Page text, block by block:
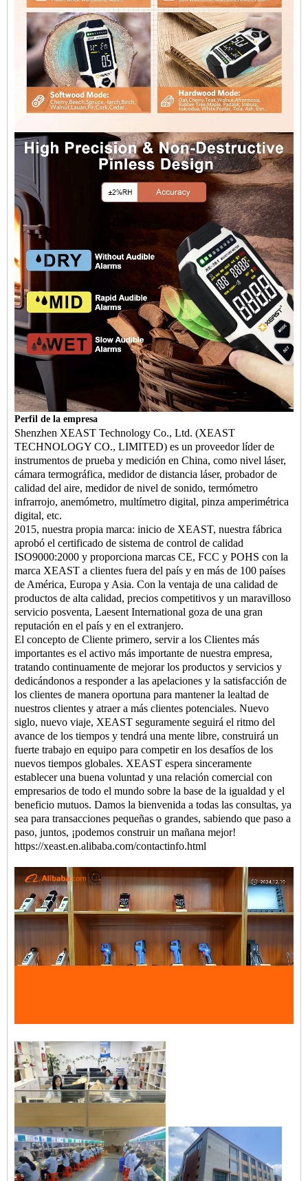
Perfil de la empresa
Shenzhen XEAST Technology Co., Ltd. (XEAST
TECHNOLOGY CO., LIMITED) es un proveedor líder de
instrumentos de prueba y medición en China, como nivel láser,
cámara termográfica, medidor de distancia láser, probador de
calidad del aire, medidor de nivel de sonido, termómetro
infrarrojo, anemómetro, multímetro digital, pinza amperimétrica
digital, etc.
2015, nuestra propia marca: inicio de XEAST, nuestra fábrica
aprobó el certificado de sistema de control de calidad
ISO9000:2000 y proporciona marcas CE, FCC y POHS con la
marca XEAST a clientes fuera del país y en más de 100 países
de América, Europa y Asia. Con la ventaja de una calidad de
productos de alta calidad, precios competitivos y un maravilloso
servicio posventa, Laesent International goza de una gran
reputación en el país y en el extranjero.
El concepto de Cliente primero, servir a los Clientes más
importantes es el activo más importante de nuestra empresa,
tratando continuamente de mejorar los productos y servicios y
dedicándonos a responder a las apelaciones y la satisfacción de
los clientes de manera oportuna para mantener la lealtad de
nuestros clientes y atraer a más clientes potenciales. Nuevo
siglo, nuevo viaje, XEAST seguramente seguirá el ritmo del
avance de los tiempos y tendrá una mente libre, construirá un
fuerte trabajo en equipo para competir en los desafíos de los
nuevos tiempos globales. XEAST espera sinceramente
establecer una buena voluntad y una relación comercial con
empresarios de todo el mundo sobre la base de la igualdad y el
beneficio mutuos. Damos la bienvenida a todas las consultas, ya
sea para transacciones pequeñas o grandes, sabiendo que paso a
paso, juntos, ¡podemos construir un mañana mejor!
https://xeast.en.alibaba.com/contactinfo.html